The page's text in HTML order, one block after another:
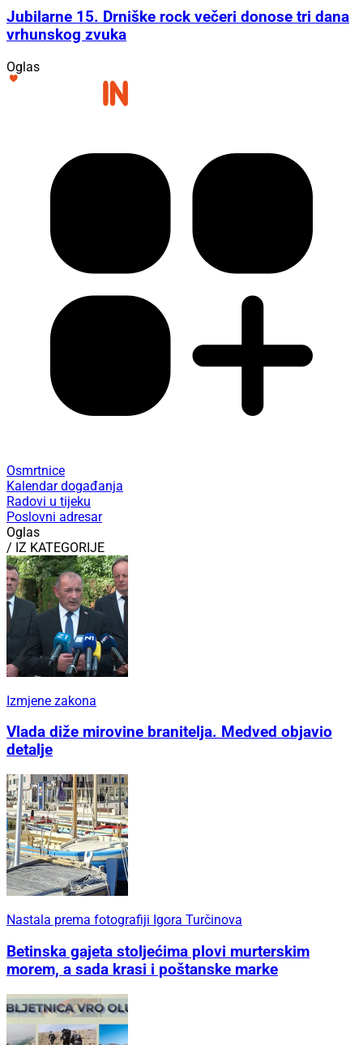
Jubilarne 15. Drniške rock večeri donose tri dana
vrhunskog zvuka
Oglas
Osmrtnice
Kalendar događanja
Radovi u tijeku
Poslovni adresar
Oglas
/ IZ KATEGORIJE
Izmjene zakona
Vlada diže mirovine branitelja. Medved objavio
detalje
Nastala prema fotografiji Igora Turčinova
Betinska gajeta stoljećima plovi murterskim
morem, a sada krasi i poštanske marke